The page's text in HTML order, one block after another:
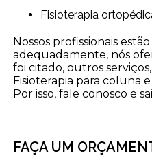
Fisioterapia
Nossos profissionais
adequadamente, nós
foi citado, outros
Fisioterapia para coluna
Por isso, fale conosco e
FAÇA UM